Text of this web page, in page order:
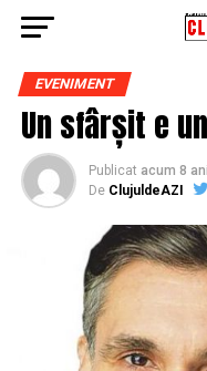
EVENIMENT
Un sfârșit e
Publicat acum 8 ani
De ClujuldeAZI